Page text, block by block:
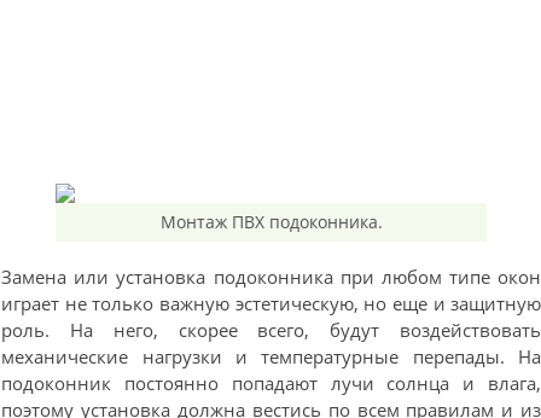
Монтаж ПВХ подоконника.
Замена или установка подоконника при любом типе окон
играет не только важную эстетическую, но еще и защитную
роль. На него, скорее всего, будут воздействовать
механические нагрузки и температурные перепады. На
подоконник постоянно попадают лучи солнца и влага,
поэтому установка должна вестись по всем правилам и из